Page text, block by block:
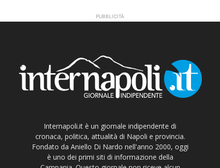
PUBBLICITÀ
Internapoli.it è un giornale indipendente di
cronaca, politica, attualità di Napoli e provincia.
Fondato da Aniello Di Nardo nell'anno 2000, oggi
è uno dei primi siti di informazione della